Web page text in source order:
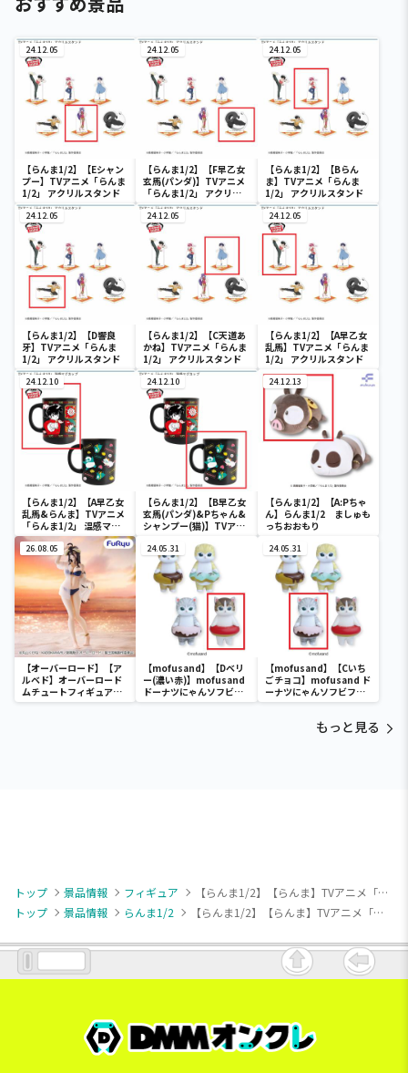
24.12.05
【らんま1/2】【Eシャン
プー】TVアニメ「らんま
1/2」 アクリルスタンド
24.12.05
【らんま1/2】【F早乙女
玄馬(パンダ)】TVアニメ
「らんま1/2」 アクリル
スタンド
24.12.05
【らんま1/2】【Bらん
ま】TVアニメ「らんま
1/2」 アクリルスタンド
24.12.05
【らんま1/2】【D響良
牙】TVアニメ「らんま
1/2」 アクリルスタンド
24.12.05
【らんま1/2】【C天道あ
かね】TVアニメ「らんま
1/2」 アクリルスタンド
24.12.05
【らんま1/2】【A早乙女
乱馬】TVアニメ「らんま
1/2」 アクリルスタンド
24.12.10
【らんま1/2】【A早乙女
乱馬&らんま】TVアニメ
「らんま1/2」 温感マグ
カップ
24.12.10
【らんま1/2】【B早乙女
玄馬(パンダ)&Pちゃん&
シャンプー(猫)】TVアニ
グカップ
24.12.13
【らんま1/2】【A:Pちゃ
ん】らんま1/2 ましゅも
っちおおもり
26.08.05
【オーバーロード】【ア
ルベド】オーバーロード
ムチュートフィギュアー
アルベド・aqua ver.ー
24.05.31
【mofusand】【Dベリ
ー(濃い赤)】mofusand
ドーナツにゃんソフビフ
ィギュア
24.05.31
【mofusand】【Cいち
ごチョコ】mofusand ド
ーナツにゃんソフビフィ
ギュア
もっと見る
トップ 景品情報 フィギュア
【らんま1/2】【らんま】TVアニメ「らんま1/2」 GLITTER&GLAMOURS-RANMA-
トップ
景品情報 らんま1/2 【らんま1/2】【らんま】TVアニメ「らんま1/2」 GLITTER&GLAMOURS-RANMA-